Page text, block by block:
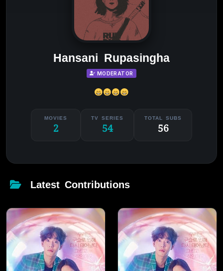
Hansani Rupasingha
MODERATOR
MOVIES
2
TV SERIES
54
TOTAL SUBS
56
Latest Contributions